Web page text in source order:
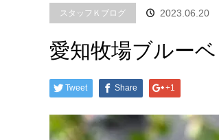
スタッフＫブログ 2023.06.20
愛知牧場ブルーベ
Tweet Share +1